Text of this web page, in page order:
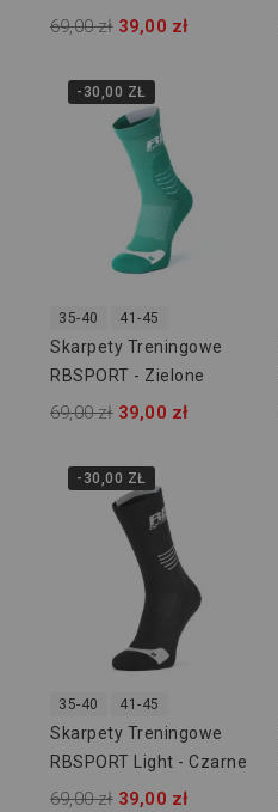
69,00 zł 39,00 zł
-30,00 ZŁ
35-40 41-45
Skarpety Treningowe
RBSPORT - Zielone
69,00 zł 39,00 zł
-30,00 ZŁ
35-40 41-45
Skarpety Treningowe
RBSPORT Light - Czarne
69,00 zł 39,00 zł